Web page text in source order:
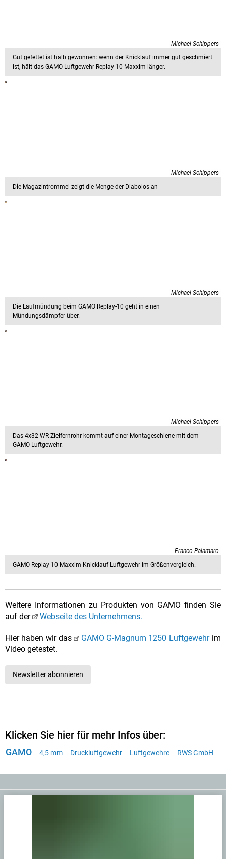
Michael Schippers
Gut gefettet ist halb gewonnen: wenn der Knicklauf immer gut geschmiert
ist, hält das GAMO Luftgewehr Replay-10 Maxxim länger.
Michael Schippers
Die Magazintrommel zeigt die Menge der Diabolos an
Michael Schippers
Die Laufmündung beim GAMO Replay-10 geht in einen
Mündungsdämpfer über.
Michael Schippers
Das 4x32 WR Zielfernrohr kommt auf einer Montageschiene mit dem
GAMO Luftgewehr.
Franco Palamaro
GAMO Replay-10 Maxxim Knicklauf-Luftgewehr im Größenvergleich.
Weitere Informationen zu Produkten von GAMO finden Sie
auf der
Webseite des Unternehmens.
Hier haben wir das GAMO G-Magnum 1250 Luftgewehrim
Video getestet.
Newsletter abonnieren
Klicken Sie hier für mehr Infos über:
GAMO 4,5 mm Druckluftgewehr Luftgewehre RWS GmbH